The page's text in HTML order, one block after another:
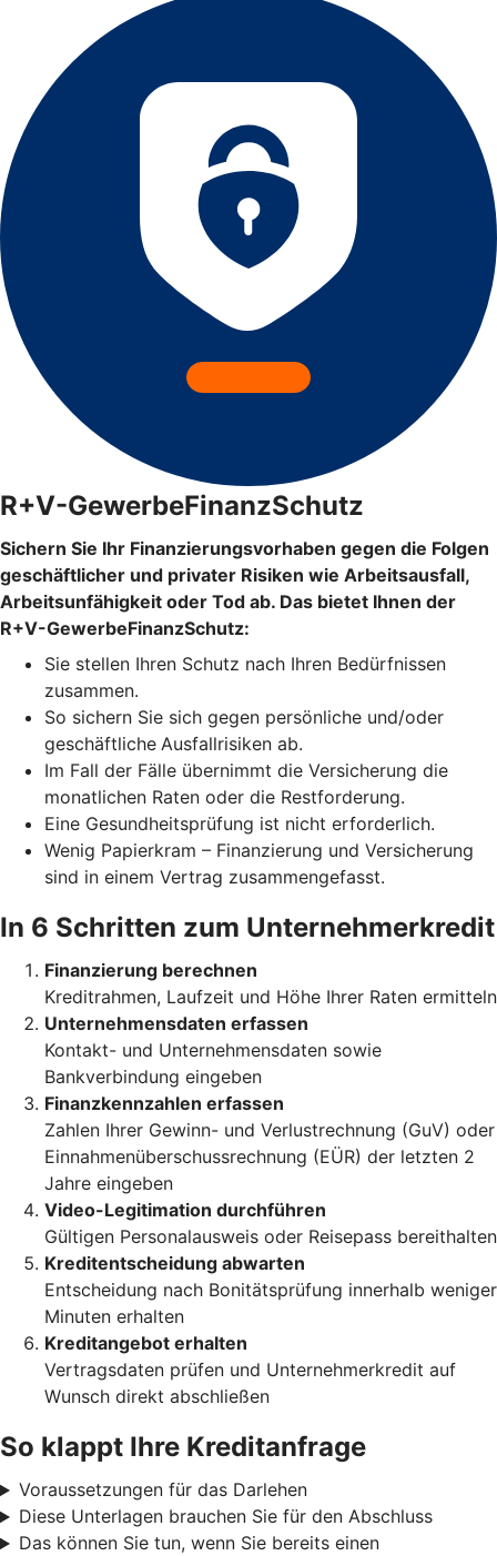
R+V-GewerbeFinanzSchutz
Sichern Sie Ihr Finanzierungsvorhaben gegen die Folgen
geschäftlicher und privater Risiken wie Arbeitsausfall,
Arbeitsunfähigkeit oder Tod ab. Das bietet Ihnen der
R+V-GewerbeFinanzSchutz:
Sie stellen Ihren Schutz nach Ihren Bedürfnissen
zusammen.
So sichern Sie sich gegen persönliche und/oder
geschäftliche Ausfallrisiken ab.
Im Fall der Fälle übernimmt die Versicherung die
monatlichen Raten oder die Restforderung.
Eine Gesundheitsprüfung ist nicht erforderlich.
Wenig Papierkram – Finanzierung und Versicherung
sind in einem Vertrag zusammengefasst.
In 6 Schritten zum Unternehmerkredit
Finanzierung berechnen
Kreditrahmen, Laufzeit und Höhe Ihrer Raten ermitteln
Unternehmensdaten erfassen
Kontakt- und Unternehmensdaten sowie
Bankverbindung eingeben
Finanzkennzahlen erfassen
Zahlen Ihrer Gewinn- und Verlustrechnung (GuV) oder
Einnahmenüberschussrechnung (EÜR) der letzten 2
Jahre eingeben
Video-Legitimation durchführen
Gültigen Personalausweis oder Reisepass bereithalten
Kreditentscheidung abwarten
Entscheidung nach Bonitätsprüfung innerhalb weniger
Minuten erhalten
Kreditangebot erhalten
Vertragsdaten prüfen und Unternehmerkredit auf
Wunsch direkt abschließen
So klappt Ihre Kreditanfrage
Voraussetzungen für das Darlehen
Diese Unterlagen brauchen Sie für den Abschluss
Das können Sie tun, wenn Sie bereits einen